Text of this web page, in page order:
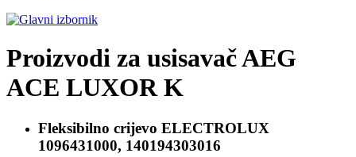
Proizvodi za usisavačAEG
ACE LUXOR K
Fleksibilno crijevo ELECTROLUX
1096431000, 140194303016